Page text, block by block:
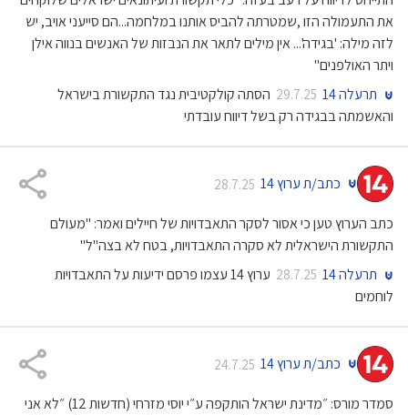
את התעמולה הזו ,שמטרתה להביס אותנו במלחמה...הם סייעני אויב, יש
לזה מילה: 'בגידה'... אין מילים לתאר את הנבזות של האנשים בנווה אילן
ויתר האולפנים"
תרעלה 14
29.7.25 הסתה קולקטיבית נגד התקשורת בישראל
והאשמתה בבגידה רק בשל דיווח עובדתי
כתב/ת ערוץ 14 28.7.25
כתב הערוץ טען כי אסור לסקר התאבדויות של חיילים ואמר: "מעולם
התקשורת הישראלית לא סקרה התאבדויות, בטח לא בצה"ל"
תרעלה 14
28.7.25
ערוץ 14 עצמו פרסם ידיעות על התאבדויות
לוחמים
כתב/ת ערוץ 14 24.7.25
סמדר מורס: ״מדינת ישראל הותקפה ע״י יוסי מזרחי (חדשות 12) ״לא אני